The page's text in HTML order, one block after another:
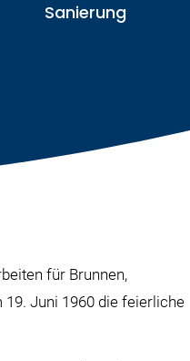
Sanierung
für Brunnen,
Juni 1960 die feierliche